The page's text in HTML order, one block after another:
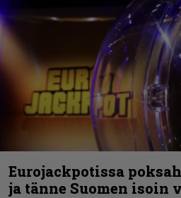
Eurojackpotissa
ja tänne Suomen isoin